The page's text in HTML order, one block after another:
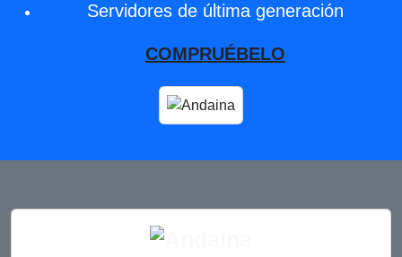
Servidores de última generación
COMPRUÉBELO